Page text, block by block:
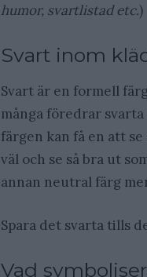
humor, svartlistad etc.)
Svart inom
Svart är en formell
många föredrar
färgen kan få en att
väl och se så bra ut
annan neutral färg
Spara det svarta tills
Vad